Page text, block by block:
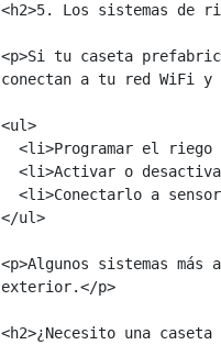
<h2>5. Los sistemas de
<p>Si tu caseta
conectan a tu red WiFi y
<ul>
</ul>
<p>Algunos sistemas
exterior.</p>
<h2>¿Necesito una